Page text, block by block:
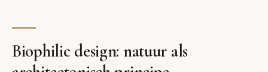
Biophilic design: natuur als